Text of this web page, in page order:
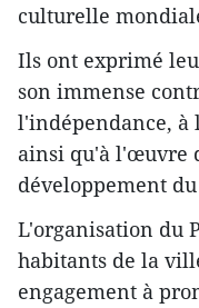
culturelle
Ils ont exprimé
son immense
l'indépendance,
ainsi qu'à l'œuvre
développement
L'organisation du
habitants de la
engagement à